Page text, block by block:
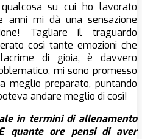
su cui ho lavorato
anni mi dà una sensazione
Tagliare il traguardo
così tante emozioni che
di gioia, è davvero
mi sono promesso
meglio preparato, puntando
andare meglio di così!
in termini di allenamento
quante ore pensi di aver